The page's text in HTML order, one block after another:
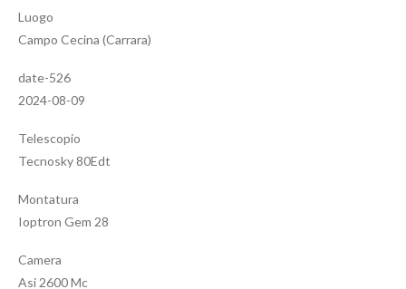
Luogo
Campo Cecina (Carrara)
date-526
2024-08-09
Telescopio
Tecnosky 80Edt
Montatura
Ioptron Gem 28
Camera
Asi 2600 Mc